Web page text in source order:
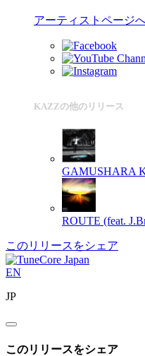
アーティストページ
KAZZの他のリリース
GAMUSHARA
ROUTE (feat.
このリリースをシェア
EN
JP
このリリースをシェア